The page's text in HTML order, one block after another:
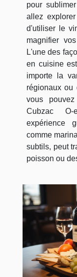
pour
allez
d'utiliser le
magnifier
L'une des
en cuisine
importe la
régionaux ou
vous
Cubzac O-
expérience
comme
subtils, peut
poisson ou